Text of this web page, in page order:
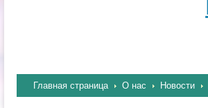
Главная страница О нас Новости